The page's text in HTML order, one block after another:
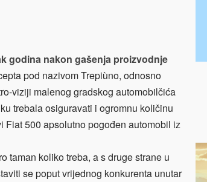
godina nakon gašenja proizvodnje
pod nazivom Trepiùno, odnosno
viziji malenog gradskog automobilčića
trebala osiguravati i ogromnu količinu
500 apsolutno pogođen automobil iz
taman koliko treba, a s druge strane u
se poput vrijednog konkurenta unutar